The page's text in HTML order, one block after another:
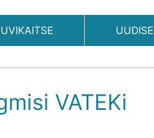
VATEKi